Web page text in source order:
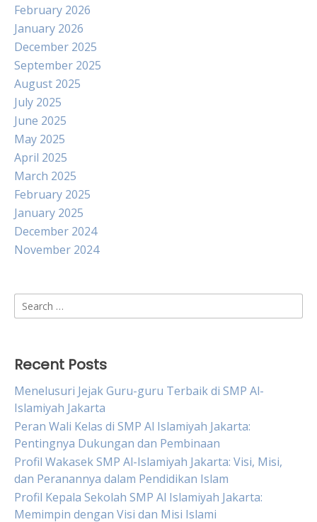
February 2026
January 2026
December 2025
September 2025
August 2025
July 2025
June 2025
May 2025
April 2025
March 2025
February 2025
January 2025
December 2024
November 2024
Search
for:
Recent Posts
Menelusuri Jejak Guru-guru Terbaik di SMP Al-
Islamiyah Jakarta
Peran Wali Kelas di SMP Al Islamiyah Jakarta:
Pentingnya Dukungan dan Pembinaan
Profil Wakasek SMP Al-Islamiyah Jakarta: Visi, Misi,
dan Peranannya dalam Pendidikan Islam
Profil Kepala Sekolah SMP Al Islamiyah Jakarta:
Memimpin dengan Visi dan Misi Islami